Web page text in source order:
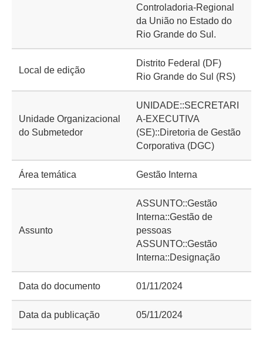
Controladoria-Regional
da União no Estado do
Rio Grande do Sul.
Local de edição
Distrito Federal (DF)
Rio Grande do Sul (RS)
Unidade Organizacional
do Submetedor
UNIDADE::SECRETARI
A-EXECUTIVA
(SE)::Diretoria de Gestão
Corporativa (DGC)
Área temática Gestão Interna
Assunto
ASSUNTO::Gestão
Interna::Gestão de
pessoas
ASSUNTO::Gestão
Interna::Designação
Data do documento 01/11/2024
Data da publicação 05/11/2024